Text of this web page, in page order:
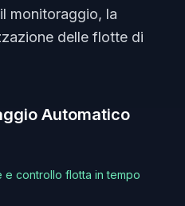
monitoraggio, la
delle flotte di
Automatico
e controllo flotta in tempo